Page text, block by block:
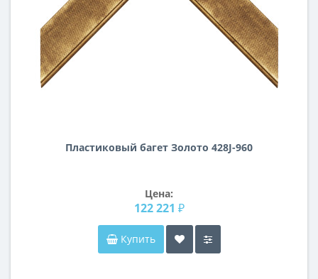
Пластиковый багет Золото 428J-960
Цена:
122 221 ₽
Купить